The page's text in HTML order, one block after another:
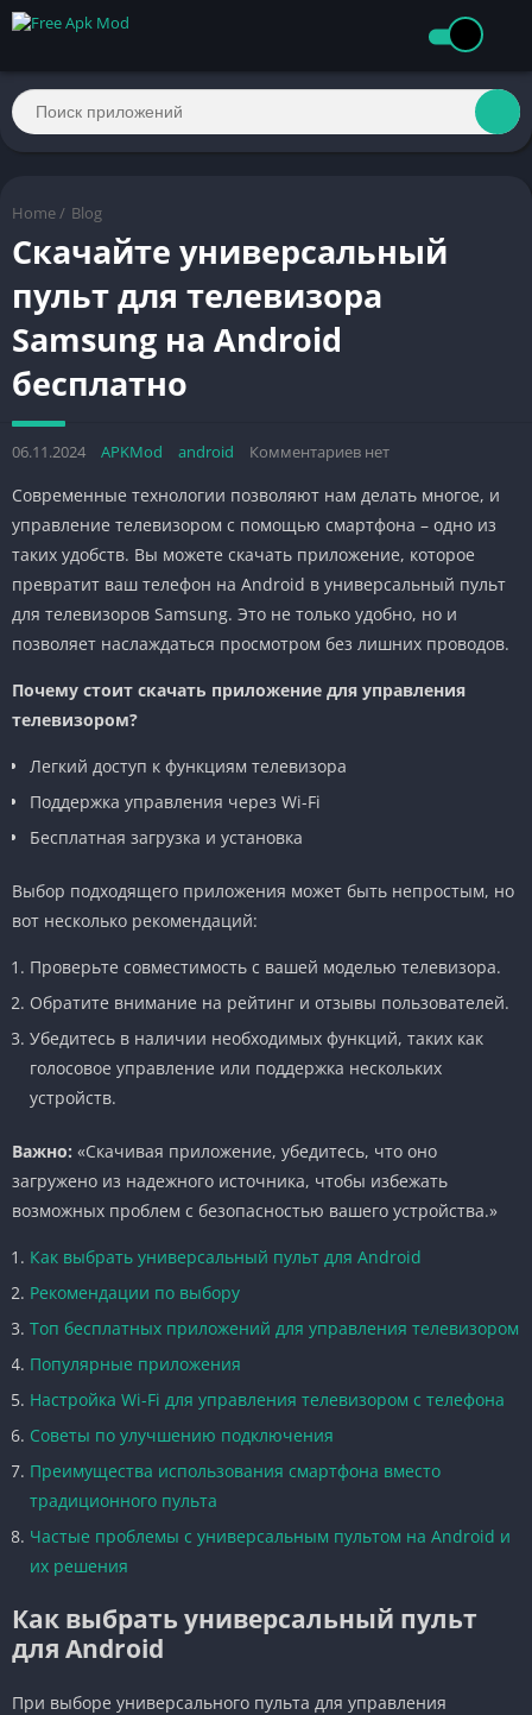
Home / Blog
Скачайте универсальный
пульт для телевизора
Samsung на Android
бесплатно
06.11.2024 APKMod android Комментариев нет
Современные технологии позволяют нам делать многое, и
управление телевизором с помощью смартфона – одно из
таких удобств. Вы можете скачать приложение, которое
превратит ваш телефон на Android в универсальный пульт
для телевизоров Samsung. Это не только удобно, но и
позволяет наслаждаться просмотром без лишних проводов.
Почему стоит скачать приложение для управления
телевизором?
Легкий доступ к функциям телевизора
Поддержка управления через Wi-Fi
Бесплатная загрузка и установка
Выбор подходящего приложения может быть непростым, но
вот несколько рекомендаций:
Проверьте совместимость с вашей моделью телевизора.
Обратите внимание на рейтинг и отзывы пользователей.
Убедитесь в наличии необходимых функций, таких как
голосовое управление или поддержка нескольких
устройств.
Важно: «Скачивая приложение, убедитесь, что оно
загружено из надежного источника, чтобы избежать
возможных проблем с безопасностью вашего устройства.»
Как выбрать универсальный пульт для Android
Рекомендации по выбору
Топ бесплатных приложений для управления телевизором
Популярные приложения
Настройка Wi-Fi для управления телевизором с телефона
Советы по улучшению подключения
Преимущества использования смартфона вместо
традиционного пульта
Частые проблемы с универсальным пультом на Android и
их решения
Как выбрать универсальный пульт
для Android
При выборе универсального пульта для управления